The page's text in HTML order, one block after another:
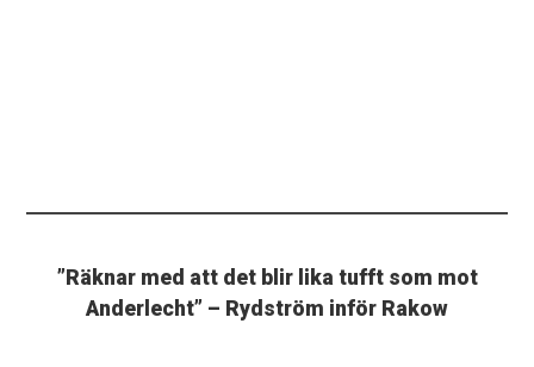
”Räknar med att det blir lika tufft som mot
Anderlecht” – Rydström inför Rakow